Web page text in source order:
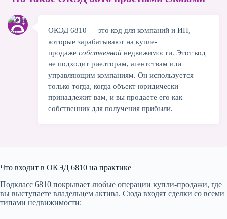
8
Итог — стоит ли выбирать ОКЭД 6810 в
2026
ОКЭД 6810 — это код для компаний и ИП,
которые зарабатывают на купле-
продаже собственной недвижимости. Этот код
не подходит риелторам, агентствам или
управляющим компаниям. Он используется
только тогда, когда объект юридически
принадлежит вам, и вы продаете его как
собственник для получения прибыли.
Что входит в ОКЭД 6810 на практике
Подкласс 6810 покрывает любые операции купли-продажи, где
вы выступаете владельцем актива. Сюда входят сделки со всеми
типами недвижимости: